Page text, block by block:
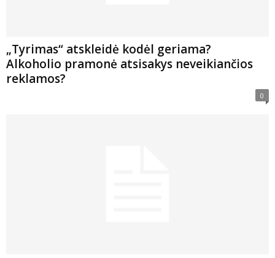
„Tyrimas“ atskleidė kodėl geriama?
Alkoholio pramonė atsisakys neveikiančios
reklamos?
0